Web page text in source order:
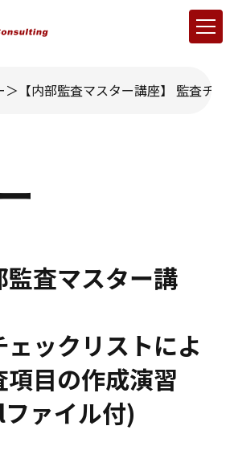
【内部監査マスター講座】 監査チ
監査マスター講
ェックリストによ
項目の作成演習
ァイル付)